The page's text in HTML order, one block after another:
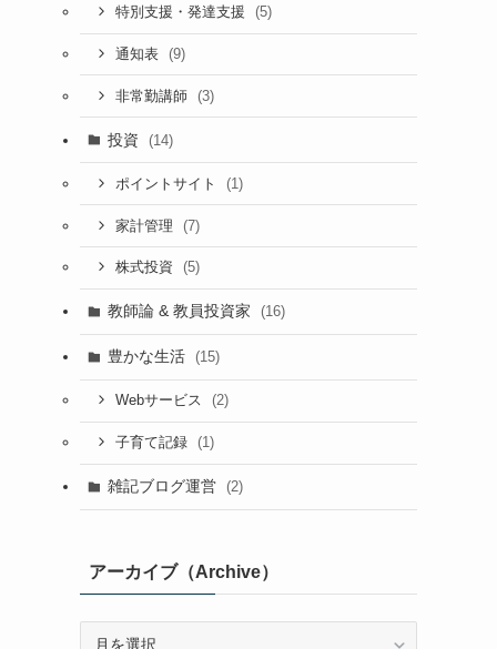
特別支援・発達支援 (5)
通知表 (9)
非常勤講師 (3)
投資 (14)
ポイントサイト (1)
家計管理 (7)
株式投資 (5)
教師論 & 教員投資家 (16)
豊かな生活 (15)
Webサービス (2)
子育て記録 (1)
雑記ブログ運営 (2)
アーカイブ（Archive）